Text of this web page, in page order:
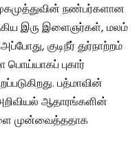
நண்பர்களான
இரு இளைஞர்கள், மலம்
​​குடிநீர் துர்நாற்றம்
பொய்யாகப் புகார்
பத்மாவின்
ஆதாரங்களின்
முன்வைத்ததாக